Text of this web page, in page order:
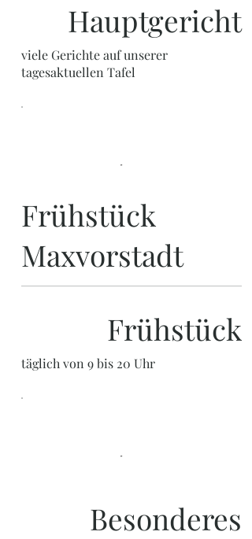
Hauptgericht
viele Gerichte auf unserer
tagesaktuellen Tafel
Frühstück
Maxvorstadt
Frühstück
täglich von 9 bis 20 Uhr
Besonderes